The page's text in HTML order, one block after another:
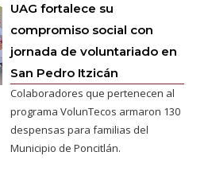
UAG fortalece su
compromiso social con
jornada de voluntariado en
San Pedro Itzicán
Colaboradores que pertenecen al
programa VolunTecos armaron 130
despensas para familias del
Municipio de Poncitlán.